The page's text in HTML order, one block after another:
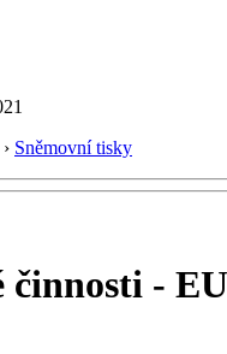
› Sněmovní tisky
činnosti - EU